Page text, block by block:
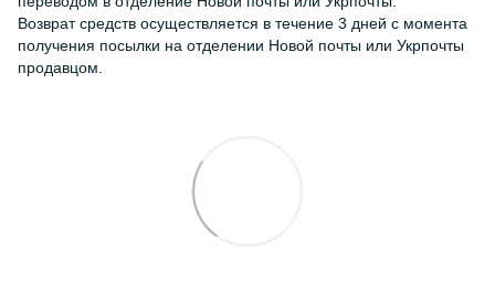
Возврат средств осуществляется в течение 3 дней с момента
получения посылки на отделении Новой почты или Укрпочты
продавцом.